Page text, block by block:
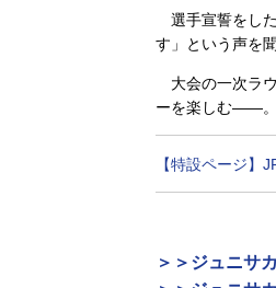
選手宣誓をし
す」という声を
大会の一次ラ
ーを楽しむ――。
【特設ページ】
＞＞ジュニサ